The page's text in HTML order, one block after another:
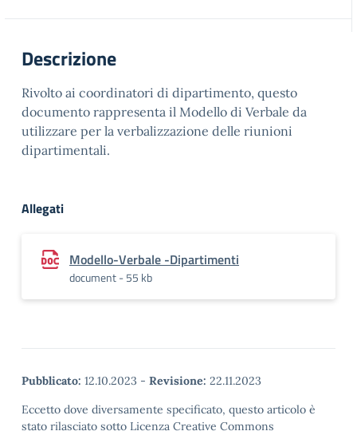
Descrizione
Rivolto ai coordinatori di dipartimento, questo
documento rappresenta il Modello di Verbale da
utilizzare per la verbalizzazione delle riunioni
dipartimentali.
Allegati
Modello-Verbale -Dipartimenti
document - 55 kb
Pubblicato: 12.10.2023 - Revisione: 22.11.2023
Eccetto dove diversamente specificato, questo articolo è
stato rilasciato sotto Licenza Creative Commons